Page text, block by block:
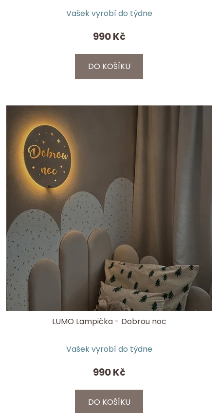
Vašek vyrobí do týdne
990 Kč
DO KOŠÍKU
LUMO Lampička - Dobrou noc
hodnocení
produktu
4,0
z
Vašek vyrobí do týdne
990 Kč
DO KOŠÍKU